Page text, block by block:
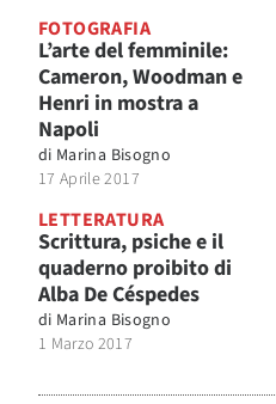
FOTOGRAFIA
L’arte del femminile:
Cameron, Woodman e
Henri in mostra a
Napoli
di Marina Bisogno
17 Aprile 2017
LETTERATURA
Scrittura, psiche e il
quaderno proibito di
Alba De Céspedes
di Marina Bisogno
1 Marzo 2017